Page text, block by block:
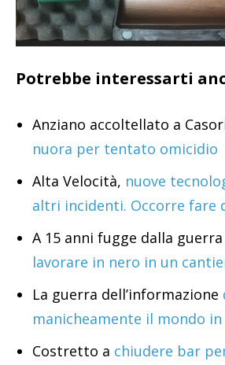
Potrebbe interessarti
Anziano accoltellato a
nuora per tentato omicidio
Alta Velocità, nuove
altri incidenti. Occorre fare
A 15 anni fugge dalla guerra
lavorare in nero in un
La guerra dell’informazione
manicheamente il mondo
Costretto a chiudere bar